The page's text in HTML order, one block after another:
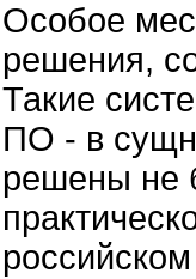
Особое
решения,
Такие
ПО - в
решены не